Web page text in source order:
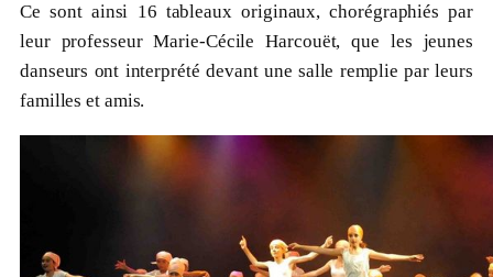
Ce sont ainsi 16 tableaux originaux, chorégraphiés par
leur professeur Marie-Cécile Harcouët, que les jeunes
danseurs ont interprété devant une salle remplie par leurs
familles et amis.